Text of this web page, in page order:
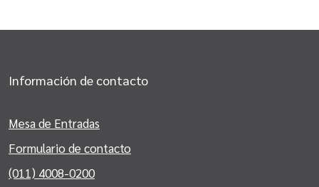
Información de contacto
Mesa de Entradas
Formulario de contacto
(011) 4008-0200